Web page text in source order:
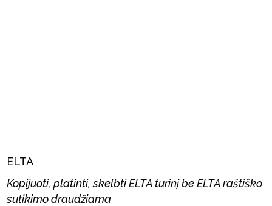
ELTA
Kopijuoti, platinti, skelbti ELTA turinį be ELTA raštiško
sutikimo draudžiama